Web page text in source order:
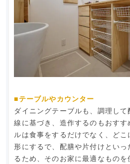
■テーブルやカウンター
ダイニングテーブルも、調理し
線に基づき、造作するのもおす
ルは食事をするだけでなく、ど
形にするで、配膳や片付けといっ
るため、そのお家に最適なものを